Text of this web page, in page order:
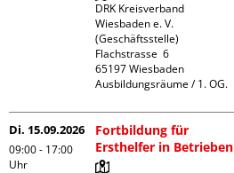
DRK Kreisverband
Wiesbaden e. V.
(Geschäftsstelle)
Flachstrasse  6
65197 Wiesbaden
Ausbildungsräume / 1. OG.
Di. 15.09.2026
09:00 - 17:00
Uhr
Fortbildung für
Ersthelfer in Betrieben